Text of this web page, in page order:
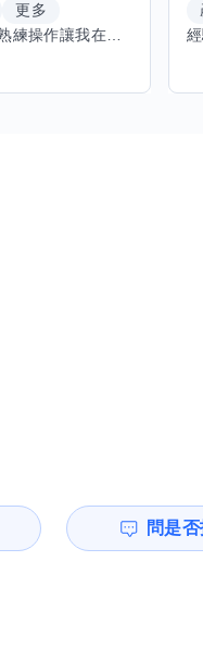
更多
平時工作離不開Word和Excel，熟練操作讓我在文件整理和數據處理上都得心應手，還能用倉頡輸入法快速打字。近期想挑戰英文學習，希望能透過交換技能一起進步！如果你英文流利，需要中文或電腦技巧輔助，歡迎找我搭檔，咱們一起歡樂學習，互相激勵，成為彼此的學習小夥伴！
問是